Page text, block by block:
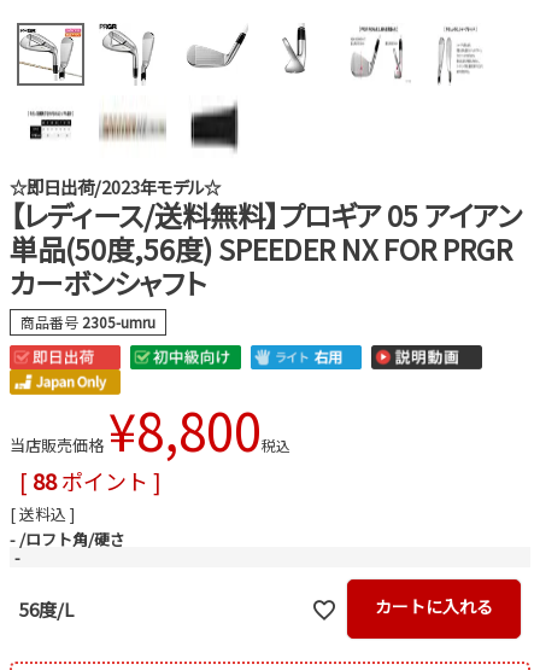
☆即日出荷/2023年モデル☆
【レディース/送料無料】プロギア 05 アイアン
単品(50度,56度) SPEEDER NX FOR PRGR
カーボンシャフト
商品番号 2305-umru
当店販売価格 ¥8,800税込
[ 88ポイント ]
送料込
- ロフト角/硬さ
-
56度/L カートに入れる